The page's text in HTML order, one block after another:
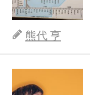
熊代 亨